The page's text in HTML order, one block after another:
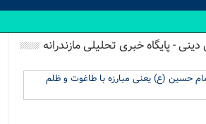
- پایگاه خبری تحلیلی مازندرانه